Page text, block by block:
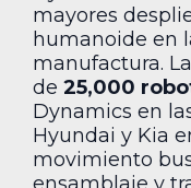
mayores
humanoide en
manufactura.
de 25,000
Dynamics en
Hyundai y Kia
movimiento